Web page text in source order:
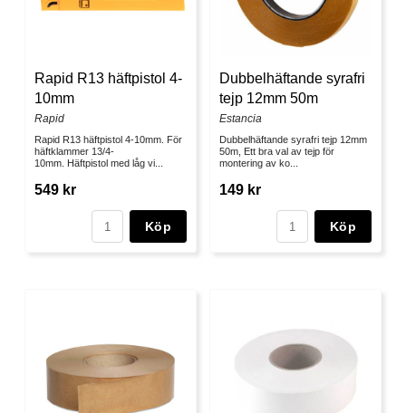
Rapid R13 häftpistol 4-
10mm
Rapid
Rapid R13 häftpistol 4-10mm. För
häftklammer 13/4-
10mm. Häftpistol med låg vi...
549 kr
Köp
Dubbelhäftande syrafri
tejp 12mm 50m
Estancia
Dubbelhäftande syrafri tejp 12mm
50m, Ett bra val av tejp för
montering av ko...
149 kr
Köp